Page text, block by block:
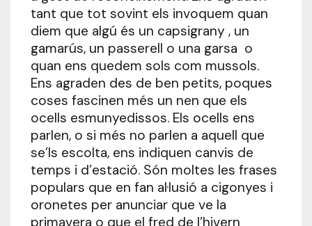
tant que tot sovint els invoquem quan
diem que algú és un capsigrany , un
gamarús, un passerell o una garsa o
quan ens quedem sols com mussols.
Ens agraden des de ben petits, poques
coses fascinen més un nen que els
ocells esmunyedissos. Els ocells ens
parlen, o si més no parlen a aquell que
se’ls escolta, ens indiquen canvis de
temps i d’estació. Són moltes les frases
populars que en fan al·lusió a cigonyes i
oronetes per anunciar que ve la
primavera o que el fred de l’hivern